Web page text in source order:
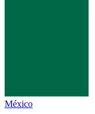
México